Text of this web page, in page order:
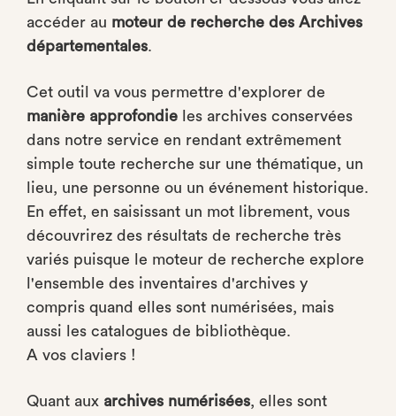
accéder au moteur de recherche des Archives
départementales.
Cet outil va vous permettre d'explorer de
manière approfondie les archives conservées
dans notre service en rendant extrêmement
simple toute recherche sur une thématique, un
lieu, une personne ou un événement historique.
En effet, en saisissant un mot librement, vous
découvrirez des résultats de recherche très
variés puisque le moteur de recherche explore
l'ensemble des inventaires d'archives y
compris quand elles sont numérisées, mais
aussi les catalogues de bibliothèque.
A vos claviers !
Quant aux archives numérisées, elles sont